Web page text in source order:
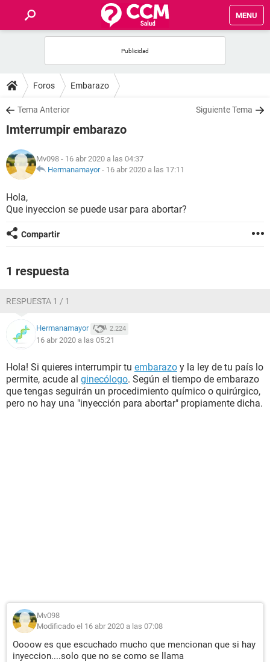
MENU
FOROS
SALUD
NUTRICIÓN
BIENESTAR
SEXUALIDAD
Foros Embarazo
Tema Anterior Siguiente Tema
Imterrumpir embarazo
Mv098 - 16 abr 2020 a las 04:37
Hermanamayor- 16 abr 2020 a las 17:11
Hola,
Que inyeccion se puede usar para abortar?
Compartir
1 respuesta
RESPUESTA 1 / 1
Hermanamayor 2.224
16 abr 2020 a las 05:21
Hola! Si quieres interrumpir tu embarazo y la ley de tu país lo
permite, acude al ginecólogo. Según el tiempo de embarazo
que tengas seguirán un procedimiento químico o quirúrgico,
pero no hay una "inyección para abortar" propiamente dicha.
Mv098
Modificado el 16 abr 2020 a las 07:08
Oooow es que escuchado mucho que mencionan que si hay
inyeccion....solo que no se como se llama